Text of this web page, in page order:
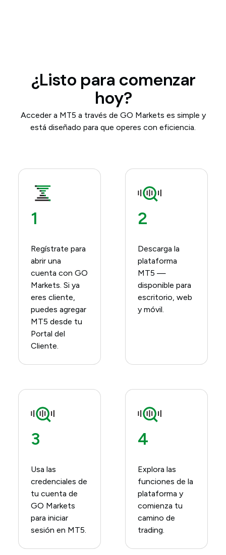
¿Listo para comenzar
hoy?
Acceder a MT5 a través de GO Markets es simple y
está diseñado para que operes con eficiencia.
1
Regístrate para
abrir una
cuenta con GO
Markets.​ Si ya
eres cliente,
puedes agregar
MT5 desde tu
Portal del
Cliente.
2
Descarga la
plataforma
MT5 —
disponible para
escritorio, web
y móvil.​
3
Usa las
credenciales de
tu cuenta de
GO Markets
para iniciar
sesión en MT5.​
4
Explora las
funciones de la
plataforma y
comienza tu
camino de
trading.​